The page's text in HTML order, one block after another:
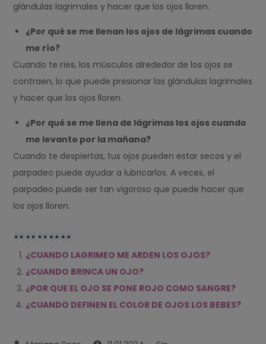
glándulas lagrimales y hacer que los ojos lloren.
¿Por qué se me llenan los ojos de lágrimas cuando
me río?
Cuando te ríes, los músculos alrededor de los ojos se
contraen, lo que puede presionar las glándulas lagrimales
y hacer que los ojos lloren.
¿Por qué se me llena de lágrimas los ojos cuando
me levanto por la mañana?
Cuando te despiertas, tus ojos pueden estar secos y el
parpadeo puede ayudar a lubricarlos. A veces, el
parpadeo puede ser tan vigoroso que puede hacer que
los ojos lloren.
¿CUANDO LAGRIMEO ME ARDEN LOS OJOS?
¿CUANDO BRINCA UN OJO?
¿POR QUE EL OJO SE PONE ROJO COMO SANGRE?
¿CUANDO DEFINEN EL COLOR DE OJOS LOS BEBES?